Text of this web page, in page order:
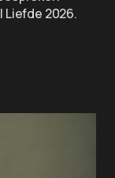
Liefde 2026.